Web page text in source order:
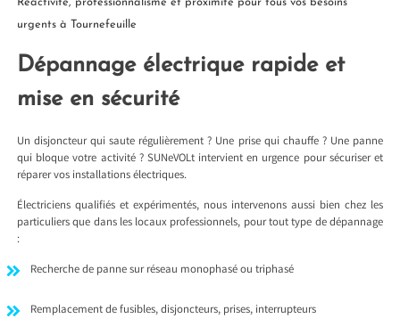
urgents à Tournefeuille
Dépannage électrique rapide et
mise en sécurité
Un disjoncteur qui saute régulièrement ? Une prise qui chauffe ? Une panne
qui bloque votre activité ? SUNeVOLt intervient en urgence pour sécuriser et
réparer vos installations électriques.
Électriciens qualifiés et expérimentés, nous intervenons aussi bien chez les
particuliers que dans les locaux professionnels, pour tout type de dépannage
:
Recherche de panne sur réseau monophasé ou triphasé
Remplacement de fusibles, disjoncteurs, prises, interrupteurs